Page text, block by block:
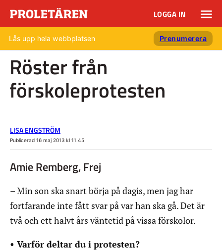
LOGGA IN
Lås upp hela webbplatsen Prenumerera
Röster från
förskoleprotesten
LISA ENGSTRÖM
Publicerad 16 maj 2013 kl 11.45
Amie Remberg, Frej
– Min son ska snart börja på dagis, men jag har
fortfarande inte fått svar på var han ska gå. Det är
två och ett halvt års väntetid på vissa förskolor.
• Varför deltar du i protesten?